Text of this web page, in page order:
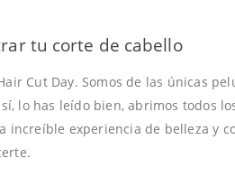
tu corte de cabello
Cut Day. Somos de las únicas
lo has leído bien, abrimos todos
increíble experiencia de belleza y